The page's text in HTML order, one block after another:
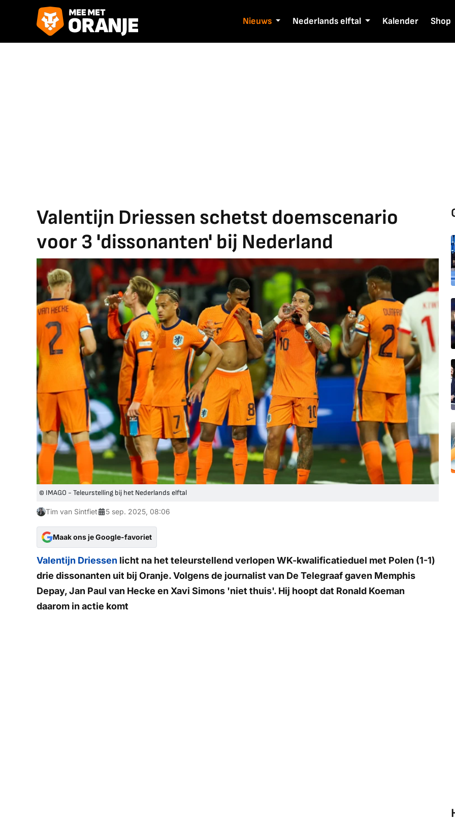
Nieuws Nederlands elftal Kalender Shop
Valentijn Driessen schetst doemscenario
voor 3 'dissonanten' bij Nederland
© IMAGO - Teleurstelling bij het Nederlands elftal
Tim van Sintfiet 5 sep. 2025, 08:06
Maak ons je Google-favoriet
Valentijn Driessen licht na het teleurstellend verlopen WK-kwalificatieduel met Polen (1-1)
drie dissonanten uit bij Oranje. Volgens de journalist van De Telegraafgaven Memphis
Depay, Jan Paul van Hecke en Xavi Simons 'niet thuis'. Hij hoopt dat Ronald Koeman
daarom in actie komt